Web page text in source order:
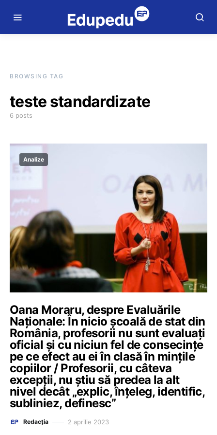
BROWSING TAG
teste standardizate
6 posts
Analize
Oana Moraru, despre Evaluările
Naționale: În nicio școală de stat din
România, profesorii nu sunt evaluați
oficial și cu niciun fel de consecințe
pe ce efect au ei în clasă în mințile
copiilor / Profesorii, cu câteva
excepții, nu știu să predea la alt
nivel decât „explic, înțeleg, identific,
subliniez, definesc”
Redacția 2 aprilie 2023